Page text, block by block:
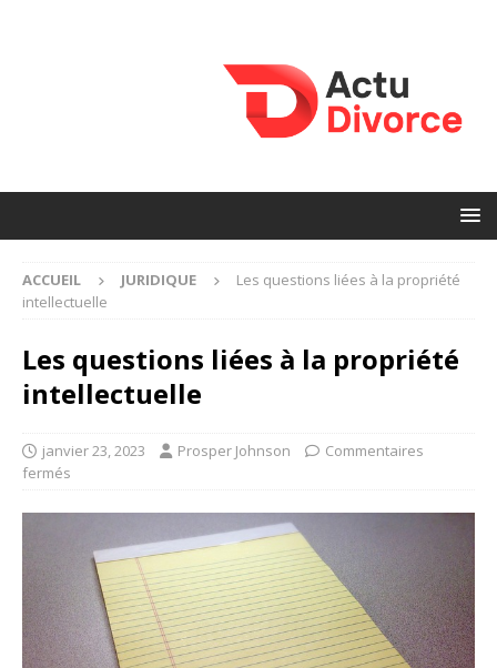
ACCUEIL JURIDIQUE
Les questions liées à la propriété
intellectuelle
Les questions liées à la propriété
intellectuelle
janvier 23, 2023 Prosper Johnson
Commentaires
fermés